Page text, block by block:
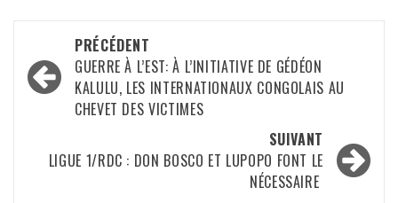
Navigation
d’article
PRÉCÉDENT
GUERRE À L’EST: À L’INITIATIVE DE GÉDÉON
KALULU, LES INTERNATIONAUX CONGOLAIS AU
CHEVET DES VICTIMES
SUIVANT
LIGUE 1/RDC : DON BOSCO ET LUPOPO FONT LE
NÉCESSAIRE